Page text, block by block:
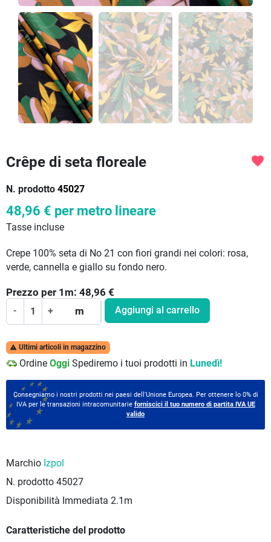
Crêpe di seta floreale
N. prodotto 45027
favorite
48,96 € per metro lineare
Tasse incluse
Crepe 100% seta di No 21 con fiori grandi nei colori: rosa,
verde, cannella e giallo su fondo nero.
Prezzo per 1 m: 48,96 €
- + m Aggiungi al carrello
 Ultimi articoli in magazzino
Ordine Oggi Spediremo i tuoi prodotti in Lunedì!
Consegniamo i nostri prodotti nei paesi dell'Unione Europea. Per ottenere lo 0% di
IVA per le transazioni intracomunitarie forniscici il tuo numero di partita IVA UE
valido
Marchio Izpol
N. prodotto 45027
Disponibilità Immediata 2.1m
Caratteristiche del prodotto